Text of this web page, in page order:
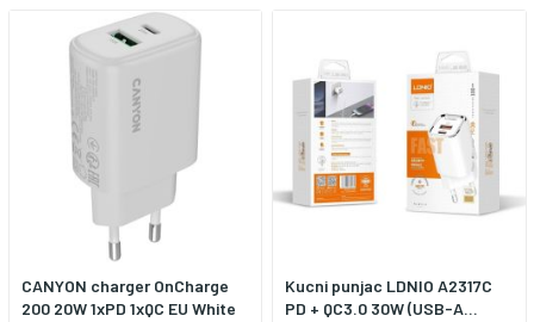
za dodatnom kupovinom kabla.
Praktičan dizajn:Kompaktan i
pogodnim za svakodnevnu
upotrebu, nošenje u torbi i
korištenje na putovanjima.
Zaključak:XO L164 USB 120W Fast
je odličan izbor za korisnike koji
traže snažan kućni punjač sa
brzim punjenjem, USB izlazom i
priloženim USB na Type-C
CANYON charger OnCharge
200 20W 1xPD 1xQC EU White
Kucni punjac LDNIO A2317C
PD + QC3.0 30W (USB-A...